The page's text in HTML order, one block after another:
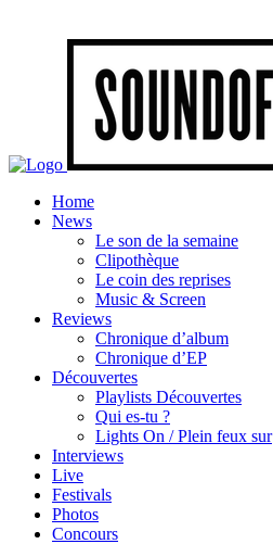
Home
News
Le son de la semaine
Clipothèque
Le coin des reprises
Music & Screen
Reviews
Chronique d’album
Chronique d’EP
Découvertes
Playlists Découvertes
Qui es-tu ?
Lights On / Plein feux sur
Interviews
Live
Festivals
Photos
Concours